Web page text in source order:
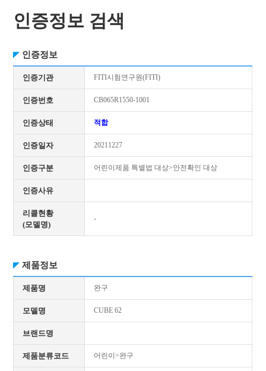
인증정보 검색
인증정보
인증기관 FITI시험연구원(FITI)
인증번호 CB065R1550-1001
인증상태 적합
인증일자 20211227
인증구분 어린이제품 특별법 대상>안전확인 대상
인증사유
리콜현황
(모델명)
-
제품정보
제품명 완구
모델명 CUBE 62
브랜드명
제품분류코드 어린이>완구